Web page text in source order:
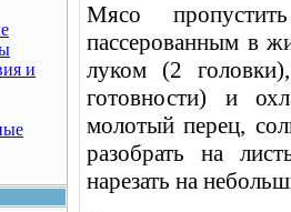
и
Мясо
пассерованным в
луком (2
готовности) и
молотый перец,
разобрать на
нарезать на